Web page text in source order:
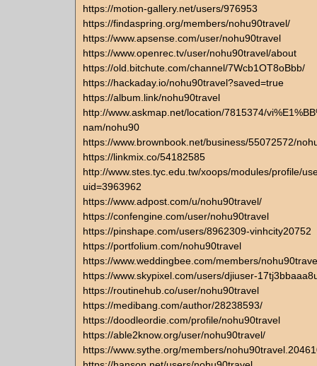
https://motion-gallery.net/users/976953
https://findaspring.org/members/nohu90travel/
https://www.apsense.com/user/nohu90travel
https://www.openrec.tv/user/nohu90travel/about
https://old.bitchute.com/channel/7Wcb1OT8oBbb/
https://hackaday.io/nohu90travel?saved=true
https://album.link/nohu90travel
http://www.askmap.net/location/7815374/
nam/nohu90
https://www.brownbook.net/business/55072572/
https://linkmix.co/54182585
http://www.stes.tyc.edu.tw/xoops/modules/profile/
uid=3963962
https://www.adpost.com/u/nohu90travel/
https://confengine.com/user/nohu90travel
https://pinshape.com/users/8962309-vinhcity20752
https://portfolium.com/nohu90travel
https://www.weddingbee.com/members/
https://www.skypixel.com/users/djiuser-
https://routinehub.co/user/nohu90travel
https://medibang.com/author/28238593/
https://doodleordie.com/profile/nohu90travel
https://able2know.org/user/nohu90travel/
https://www.sythe.org/members/